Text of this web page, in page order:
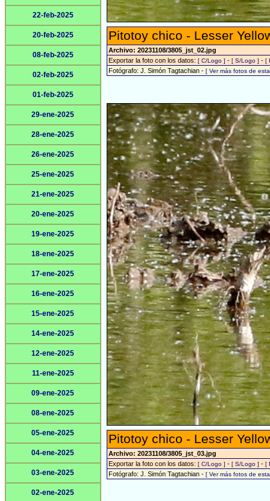
22-feb-2025
20-feb-2025
08-feb-2025
02-feb-2025
01-feb-2025
29-ene-2025
28-ene-2025
26-ene-2025
25-ene-2025
21-ene-2025
20-ene-2025
19-ene-2025
18-ene-2025
17-ene-2025
16-ene-2025
15-ene-2025
14-ene-2025
12-ene-2025
11-ene-2025
09-ene-2025
08-ene-2025
05-ene-2025
04-ene-2025
03-ene-2025
02-ene-2025
Pitotoy chico - Lesser
Archivo: 20231108/3805_jst_02.jpg
Exportar la foto con los datos: [ C/Logo ] - [ S/Logo ] - [
Fotógrafo: J. Simón Tagtachian - [ Ver más fotos de
Pitotoy chico - Lesser
Archivo: 20231108/3805_jst_03.jpg
Exportar la foto con los datos: [ C/Logo ] - [ S/Logo ] - [
Fotógrafo: J. Simón Tagtachian - [ Ver más fotos de